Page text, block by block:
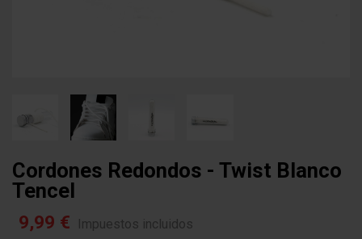
Cordones Redondos - Twist Blanco
Tencel
9,99 € Impuestos incluidos